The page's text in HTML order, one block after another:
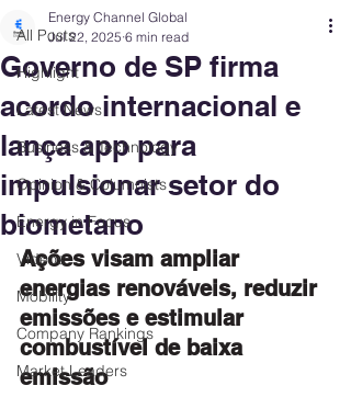
All Posts
Highlight
Latest News
Business & Technology
Opinion & Columnists
Energy in Focus
Videos
Mobility
Company Rankings
Market Leaders
Governo de SP firma
acordo internacional e
lança app para
impulsionar setor do
biometano
Energy Channel Global
Jul 22, 2025 6 min read
Ações visam ampliar
energias renováveis, reduzir
emissões e estimular
combustível de baixa
emissão